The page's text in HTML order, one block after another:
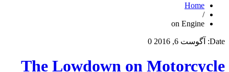
Home
/
on Engine
Date: آگوست 6, 2016 0
The Lowdown on Motorcycle